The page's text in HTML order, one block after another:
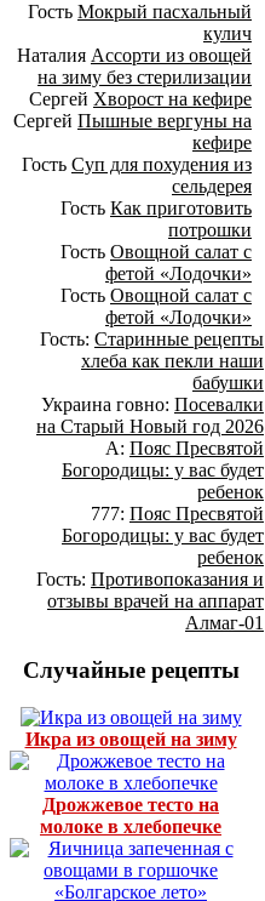
Гость Мокрый пасхальный
кулич
Наталия Ассорти из овощей
на зиму без стерилизации
Сергей Хворост на кефире
Сергей Пышные вергуны на
кефире
Гость Суп для похудения из
сельдерея
Гость Как приготовить
потрошки
Гость Овощной салат с
фетой «Лодочки»
Гость Овощной салат с
фетой «Лодочки»
Гость: Старинные рецепты
хлеба как пекли наши
бабушки
Украина говно: Посевалки
на Старый Новый год 2026
А: Пояс Пресвятой
Богородицы: у вас будет
ребенок
777: Пояс Пресвятой
Богородицы: у вас будет
ребенок
Гость: Противопоказания и
отзывы врачей на аппарат
Алмаг-01
Случайные рецепты
Икра из овощей на зиму
Дрожжевое тесто на
молоке в хлебопечке